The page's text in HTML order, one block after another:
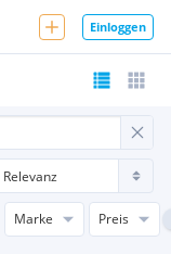
Einloggen
Marke
Preis